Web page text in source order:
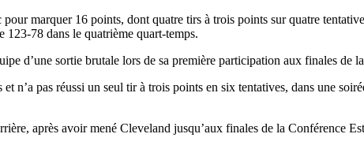
marquer 16 points, dont quatre tirs à trois points sur quatre
123-78 dans le quatrième quart-temps.
d’une sortie brutale lors de sa première participation aux finales de
n’a pas réussi un seul tir à trois points en six tentatives, dans une
après avoir mené Cleveland jusqu’aux finales de la Conférence